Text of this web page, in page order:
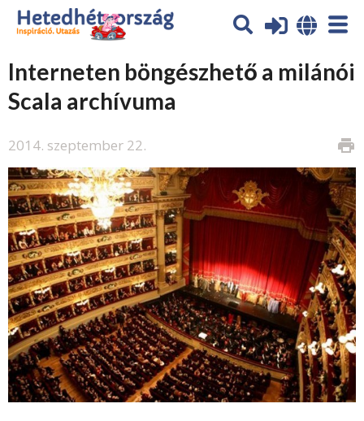
Interneten böngészhető a milánói
Scala archívuma
2014. szeptember 22. print